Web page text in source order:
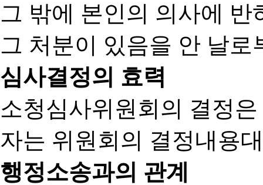
그 밖에 본인의 의사에
그 처분이 있음을 안 날로
심사결정의 효력
소청심사위원회의 결정
자는 위원회의 결정내용
행정소송과의 관계